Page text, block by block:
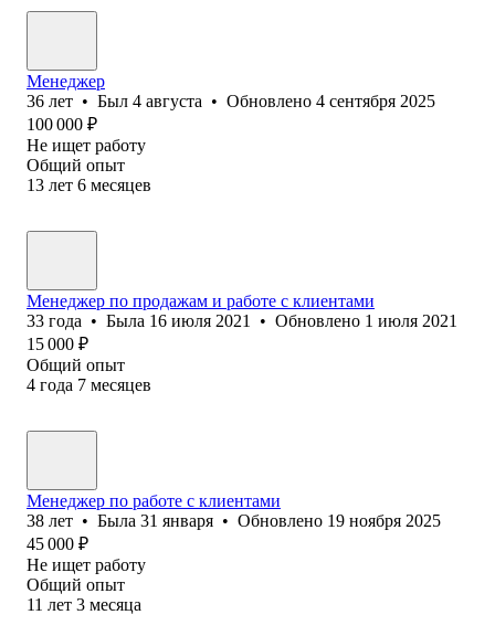
Менеджер
36 лет • Был 4 августа • Обновлено 4 сентября 2025
100 000 ₽
Не ищет работу
Общий опыт
13 лет 6 месяцев
Менеджер по продажам и работе с клиентами
33 года • Была 16 июля 2021 • Обновлено 1 июля 2021
15 000 ₽
Общий опыт
4 года 7 месяцев
Менеджер по работе с клиентами
38 лет • Была 31 января • Обновлено 19 ноября 2025
45 000 ₽
Не ищет работу
Общий опыт
11 лет 3 месяца